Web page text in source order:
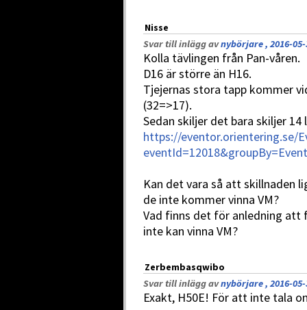
Nisse
Svar till inlägg avnybörjare , 2016-05-
Kolla tävlingen från Pan-våren.
D16 är större än H16.
Tjejernas stora tapp kommer
(32=>17).
Sedan skiljer det bara skiljer 14
https://eventor.orientering.se/
Kan det vara så att
de inte kommer vinna VM?
Vad finns det för anledning
inte kan vinna VM?
Zerbembasqwibo
Svar till inlägg avnybörjare , 2016-05-
Exakt, H50E! För att inte tala